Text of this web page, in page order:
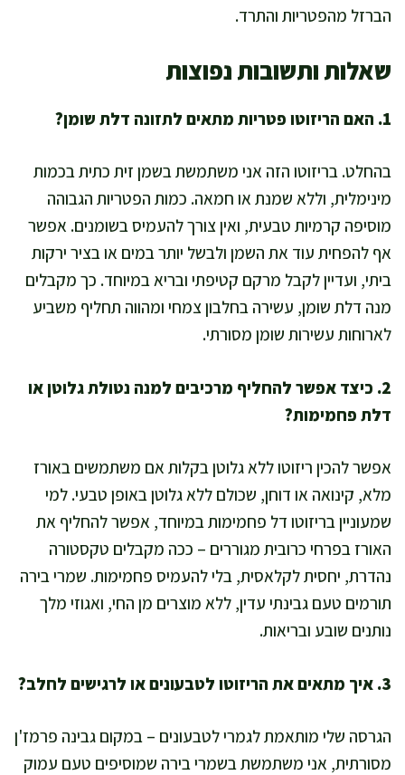
הברזל מהפטריות והתרד.
שאלות ותשובות נפוצות
1. האם הריזוטו פטריות מתאים לתזונה דלת שומן?
בהחלט. בריזוטו הזה אני משתמשת בשמן זית כתית בכמות
מינימלית, וללא שמנת או חמאה. כמות הפטריות הגבוהה
מוסיפה קרמיות טבעית, ואין צורך להעמיס בשומנים. אפשר
אף להפחית עוד את השמן ולבשל יותר במים או בציר ירקות
ביתי, ועדיין לקבל מרקם קטיפתי ובריא במיוחד. כך מקבלים
מנה דלת שומן, עשירה בחלבון צמחי ומהווה תחליף משביע
לארוחות עשירות שומן מסורתי.
2. כיצד אפשר להחליף מרכיבים למנה נטולת גלוטן או
דלת פחמימות?
אפשר להכין ריזוטו ללא גלוטן בקלות אם משתמשים באורז
מלא, קינואה או דוחן, שכולם ללא גלוטן באופן טבעי. למי
שמעוניין בריזוטו דל פחמימות במיוחד, אפשר להחליף את
האורז בפרחי כרובית מגוררים – ככה מקבלים טקסטורה
נהדרת, יחסית לקלאסית, בלי להעמיס פחמימות. שמרי בירה
תורמים טעם גבינתי עדין, ללא מוצרים מן החי, ואגוזי מלך
נותנים שובע ובריאות.
3. איך מתאים את הריזוטו לטבעונים או לרגישים לחלב?
הגרסה שלי מותאמת לגמרי לטבעונים – במקום גבינה פרמז'ן
מסורתית, אני משתמשת בשמרי בירה שמוסיפים טעם עמוק